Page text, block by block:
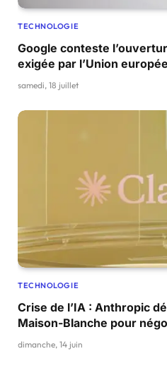
TECHNOLOGIE
Google conteste
exigée par l’Union
samedi, 18 juillet
TECHNOLOGIE
Crise de l’IA : Anthropic
Maison-Blanche pour
dimanche, 14 juin